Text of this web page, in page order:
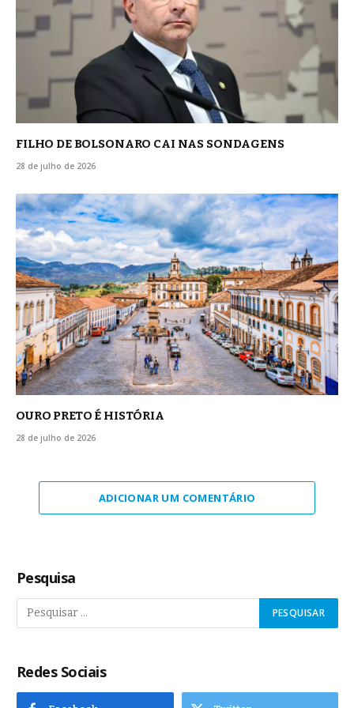
FILHO DE BOLSONARO CAI NAS SONDAGENS
28 de julho de 2026
OURO PRETO É HISTÓRIA
28 de julho de 2026
ADICIONAR UM COMENTÁRIO
Pesquisa
Redes Sociais